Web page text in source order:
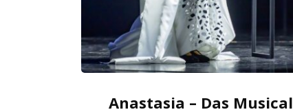
Anastasia – Das Musical